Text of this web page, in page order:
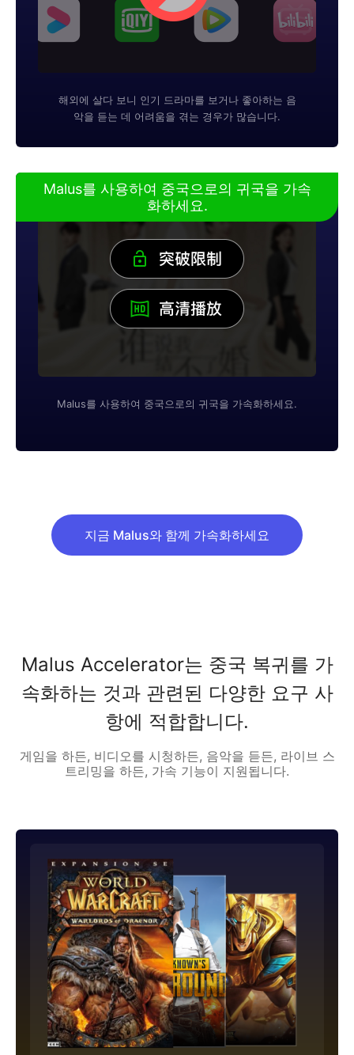
해외에 살다 보니 인기 드라마를 보거나 좋아하는 음
악을 듣는 데 어려움을 겪는 경우가 많습니다.
Malus를 사용하여 중국으로의 귀국을 가속
화하세요.
Malus를 사용하여 중국으로의 귀국을 가속화하세요.
지금 Malus와 함께 가속화하세요
Malus Accelerator는 중국 복귀를 가
속화하는 것과 관련된 다양한 요구 사
항에 적합합니다.
게임을 하든, 비디오를 시청하든, 음악을 듣든, 라이브 스
트리밍을 하든, 가속 기능이 지원됩니다.